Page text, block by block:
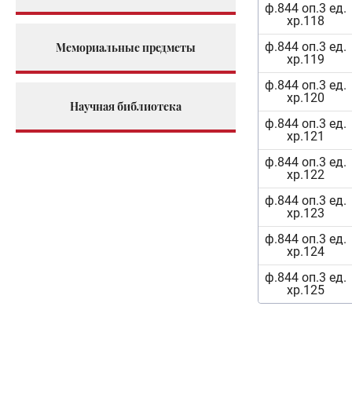
Мемориальные предметы
Научная библиотека
ф.844 оп.3 ед.
хр.118
ф.844 оп.3 ед.
хр.119
ф.844 оп.3 ед.
хр.120
ф.844 оп.3 ед.
хр.121
ф.844 оп.3 ед.
хр.122
ф.844 оп.3 ед.
хр.123
ф.844 оп.3 ед.
хр.124
ф.844 оп.3 ед.
хр.125